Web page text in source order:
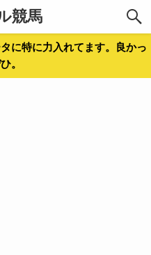
競馬
に特に力入れてます。良かっ
。